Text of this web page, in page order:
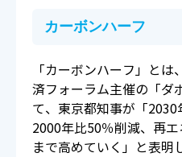
カーボンハーフ
「カーボンハーフ」と
済フォーラム主催の「ダ
て、東京都知事が「
2000年比50％削減、再
まで高めていく」と表明